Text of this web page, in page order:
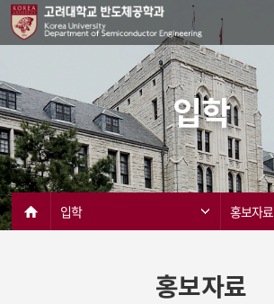
입학
입학 홍보자료
홍보자료